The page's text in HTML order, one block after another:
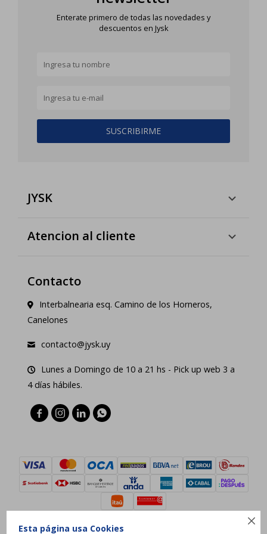

Esta página usa Cookies
Enterate primero de todas las novedades y
descuentos en Jysk
SUSCRIBIRME
JYSK
Atencion al cliente
Contacto
Interbalnearia esq. Camino de los Horneros,
Canelones
contacto@jysk.uy
Lunes a Domingo de 10 a 21 hs - Pick up web 3 a
4 días hábiles.
   